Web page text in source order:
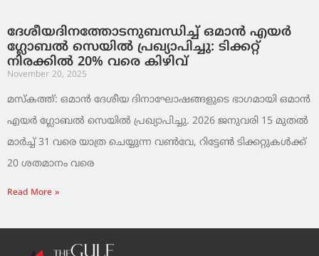
ദേശീയദിനത്തോടനുബന്ധിച്ച് ഒമാൻ എയർ
ഗ്ലോബൽ സെയിൽ പ്രഖ്യാപിച്ചു: ടിക്കറ്റ്
നിരക്കിൽ 20% വരെ കിഴിവ്
November 20, 2025
മസ്‌കത്ത്: ഒമാൻ ദേശീയ ദിനാഘോഷങ്ങളുടെ ഭാഗമായി ഒമാൻ
എയർ ഗ്ലോബൽ സെയിൽ പ്രഖ്യാപിച്ചു. 2026 ജനുവരി 15 മുതൽ
മാർച്ച് 31 വരെ യാത്ര ചെയ്യുന്ന വൺവേ, റിട്ടേൺ ടിക്കറ്റുകൾക്ക്
20 ശതമാനം വരെ
Read More »